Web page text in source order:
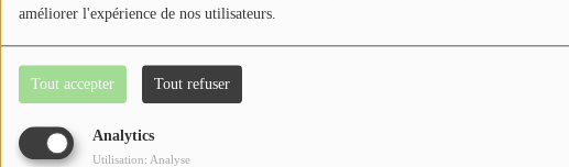
améliorer l'expérience de nos utilisateurs.
Tout accepter Tout refuser
Analytics
Utilisation: Analyse